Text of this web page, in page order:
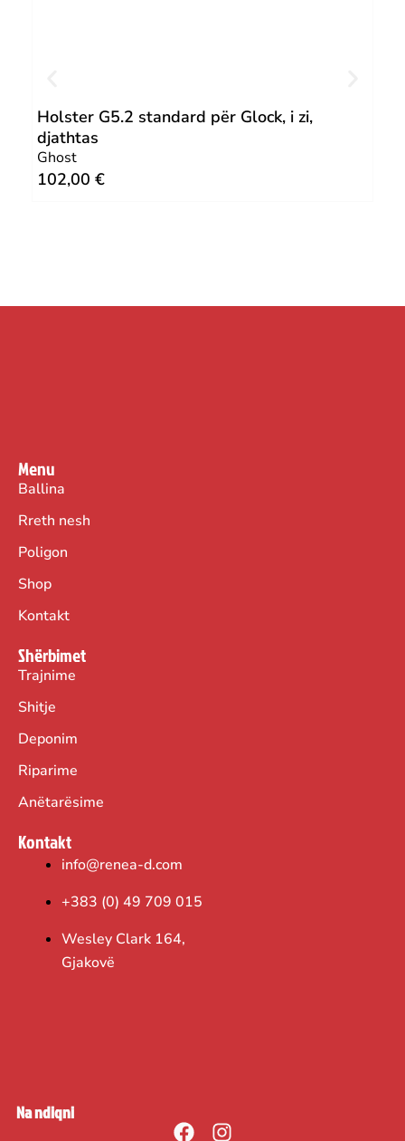
Holster G5.2 standard për Glock, i zi,
djathtas
Ghost
102,00 €
Menu
Ballina
Rreth nesh
Poligon
Shop
Kontakt
Shërbimet
Trajnime
Shitje
Deponim
Riparime
Anëtarësime
Kontakt
info@renea-d.com
+383 (0) 49 709 015
Wesley Clark 164,
Gjakovë
Na ndiqni
F I